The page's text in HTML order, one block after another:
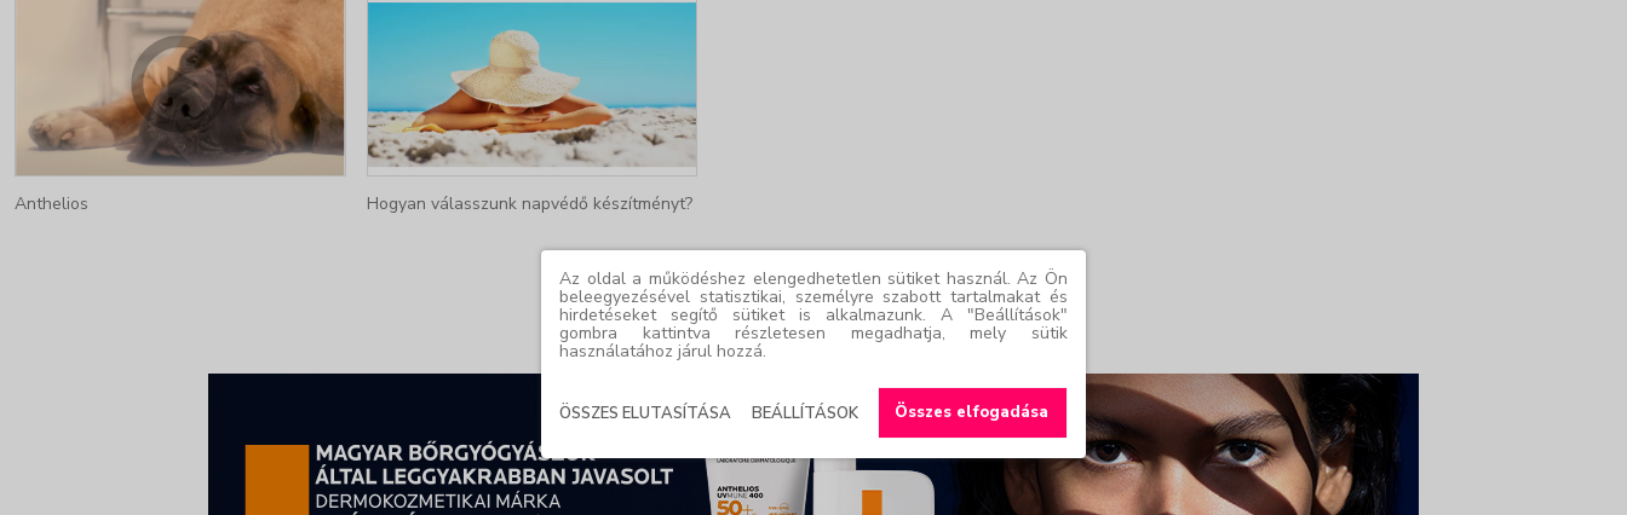
Anthelios Hogyan válasszunk napvédő készítményt?
Az oldal a működéshez elengedhetetlen sütiket használ. Az Ön
beleegyezésével statisztikai, személyre szabott tartalmakat és
hirdetéseket segítő sütiket is alkalmazunk. A "Beállítások"
gombra kattintva részletesen megadhatja, mely sütik
használatához járul hozzá.
ÖSSZES ELUTASÍTÁSA BEÁLLÍTÁSOK Összes elfogadása